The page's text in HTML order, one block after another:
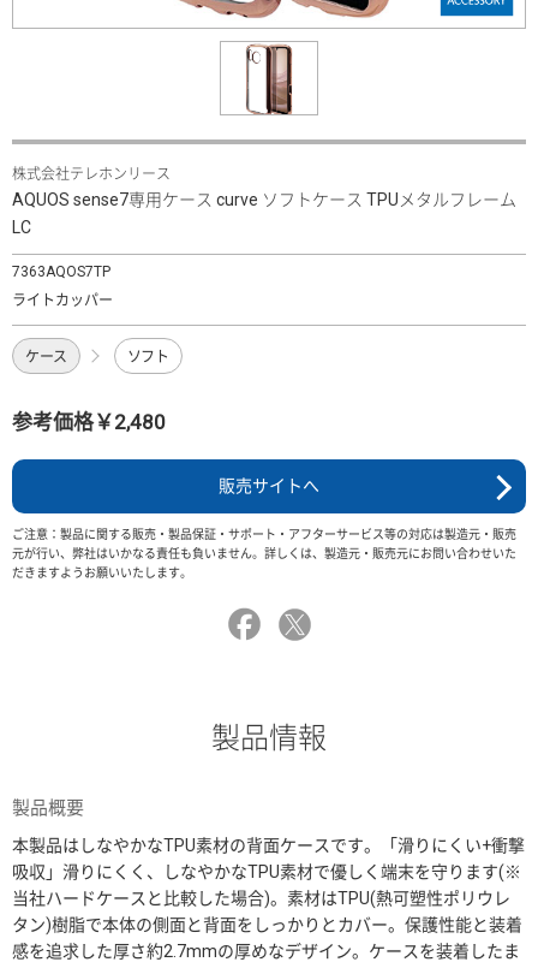
株式会社テレホンリース
AQUOS sense7専用ケース curve ソフトケース TPUメタルフレーム
LC
7363AQOS7TP
ライトカッパー
ケース ソフト
参考価格￥2,480
販売サイトへ
ご注意：製品に関する販売・製品保証・サポート・アフターサービス等の対応は製造元・販売
元が行い、弊社はいかなる責任も負いません。詳しくは、製造元・販売元にお問い合わせいた
だきますようお願いいたします。
製品情報
製品概要
本製品はしなやかなTPU素材の背面ケースです。「滑りにくい+衝撃
吸収」滑りにくく、しなやかなTPU素材で優しく端末を守ります(※
当社ハードケースと比較した場合)。素材はTPU(熱可塑性ポリウレ
タン)樹脂で本体の側面と背面をしっかりとカバー。保護性能と装着
感を追求した厚さ約2.7mmの厚めなデザイン。ケースを装着したま